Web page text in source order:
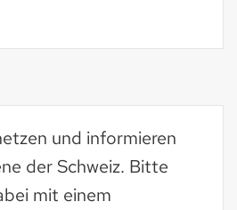
und informieren
der Schweiz. Bitte
mit einem